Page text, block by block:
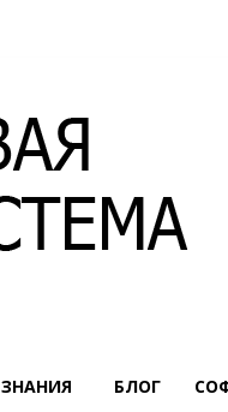
ЗНАНИЯ БЛОГ